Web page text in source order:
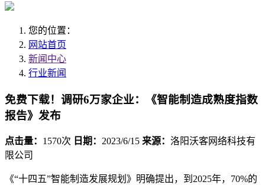
您的位置：
网站首页
新闻中心
行业新闻
免费下载！调研6万家企业：《智能制造成熟度指数
报告》发布
点击量： 1570次 日期： 2023/6/15 来源： 洛阳沃客网络科技有
限公司
《“十四五”智能制造发展规划》明确提出，到2025年，70%的